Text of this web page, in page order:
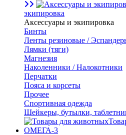
экипировка
Аксессуары и экипировка
Бинты
Ленты резиновые /
Лямки (тяги)
Магнезия
Наколенники / Налокотники
Перчатки
Пояса и корсеты
Прочее
Спортивная одежда
Шейкеры, бутылки,
ОМЕГА-3